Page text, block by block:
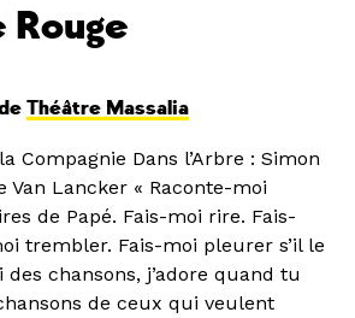
Rouge
Théâtre Massalia
Compagnie Dans l’Arbre : Simon
Van Lancker « Raconte-moi
de Papé. Fais-moi rire. Fais-
trembler. Fais-moi pleurer s’il le
chansons, j’adore quand tu
de ceux qui veulent